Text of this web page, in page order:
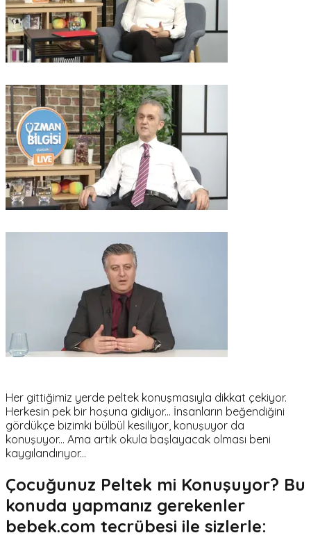
Her gittiğimiz yerde peltek konuşmasıyla dikkat çekiyor.
Herkesin pek bir hoşuna gidiyor... İnsanların beğendiğini
gördükçe bizimki bülbül kesiliyor, konuşuyor da
konuşuyor... Ama artık okula başlayacak olması beni
kaygılandırıyor...
Çocuğunuz Peltek mi Konuşuyor? Bu
konuda yapmanız gerekenler
bebek.com tecrübesi ile sizlerle: